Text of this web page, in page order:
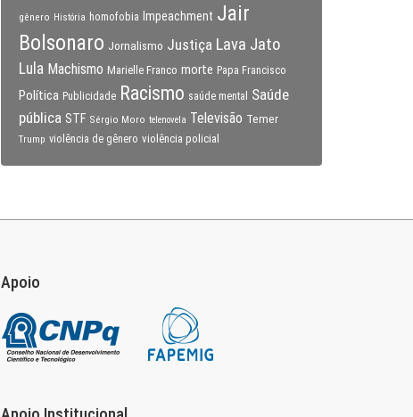
gênero História homofobia Impeachment Jair
Bolsonaro Jornalismo Justiça Lava Jato
Lula Machismo Marielle Franco morte Papa Francisco
Política Publicidade Racismo saúde mental
Saúde
pública STF Sérgio Moro telenovela Televisão Temer
Trump violência de gênero violência policial
Apoio